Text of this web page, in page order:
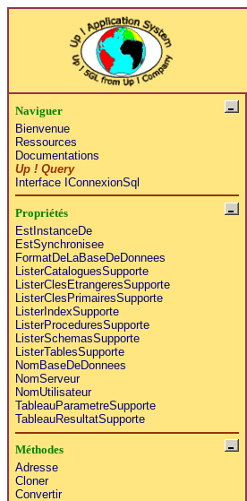
Naviguer
Bienvenue
Ressources
Documentations
Up ! Query
Interface IConnexionSql
Propriétés
EstInstanceDe
EstSynchronisee
FormatDeLaBaseDeDonnees
ListerCataloguesSupporte
ListerClesEtrangeresSupporte
ListerClesPrimairesSupporte
ListerIndexSupporte
ListerProceduresSupporte
ListerSchemasSupporte
ListerTablesSupporte
NomBaseDeDonnees
NomServeur
NomUtilisateur
TableauParametreSupporte
TableauResultatSupporte
Méthodes
Adresse
Cloner
Convertir